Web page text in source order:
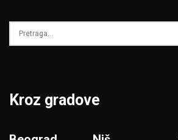
Kroz gradove